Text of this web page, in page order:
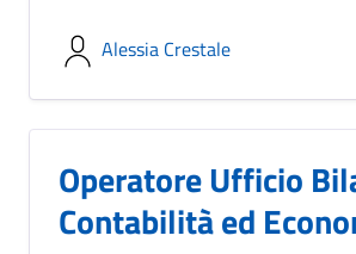
Alessia Crestale
Operatore Ufficio
Contabilità ed